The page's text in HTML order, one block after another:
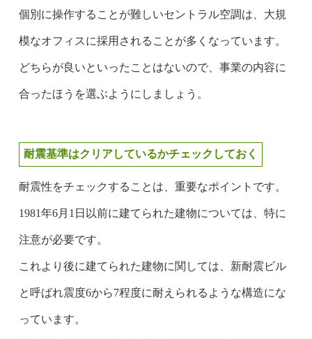
個別に操作することが難しいセントラル空調は、大規
模なオフィスに採用されることが多くなっています。
どちらが良いといったことはないので、事業の内容に
合ったほうを選ぶようにしましょう。
耐震基準はクリアしているかチェックしておく
耐震性をチェックすることは、重要なポイントです。
1981年6月1日以前に建てられた建物については、特に
注意が必要です。
これより後に建てられた建物に関しては、新耐震ビル
と呼ばれ震度6から7程度に耐えられるような構造にな
っています。